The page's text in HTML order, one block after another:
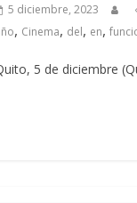
5 diciembre, 2023
, Cinema, del, en,
5 de diciembre